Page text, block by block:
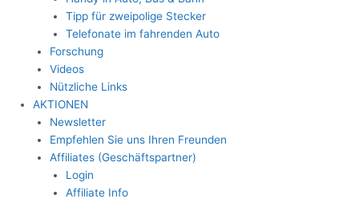
Tipp für zweipolige Stecker
Telefonate im fahrenden Auto
Forschung
Videos
Nützliche Links
AKTIONEN
Newsletter
Empfehlen Sie uns Ihren Freunden
Affiliates (Geschäftspartner)
Login
Affiliate Info